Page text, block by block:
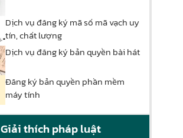
Dịch vụ đăng ký mã số mã vạch uy
tín, chất lượng
Dịch vụ đăng ký bản quyền bài hát
Đăng ký bản quyền phần mềm
máy tính
Giải thích pháp luật